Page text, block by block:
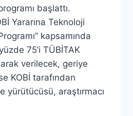
başlattı.
Yararına Teknoloji
kapsamında
75’i TÜBİTAK
verilecek, geriye
KOBİ tarafından
yürütücüsü, araştırmacı